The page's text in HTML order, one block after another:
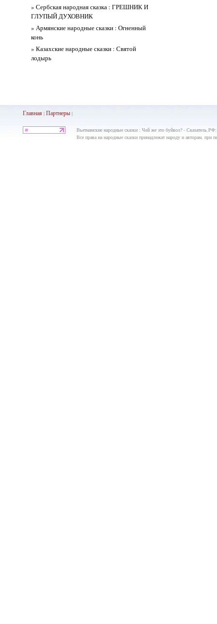
» Сербская народная сказка : ГРЕШНИК И
ГЛУПЫЙ ДУХОВНИК
» Армянские народные сказки : Огненный
конь
» Казахские народные сказки : Святой
лодырь
Главная| Партнеры|
Вьетнамские народные сказки : Чей же это буйвол? -
Все права на народные сказки принадлежат народу и авторам, при